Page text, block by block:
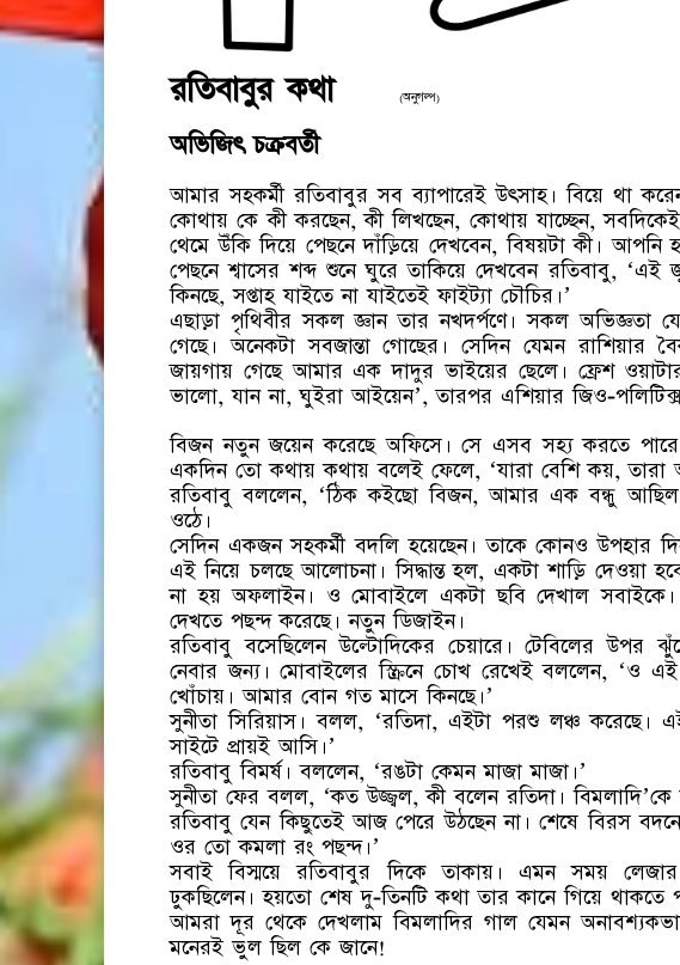
রতিবাবুর কথা (অনুগল্প)
অভিজিৎ চক্রবর্তী
আমার সহকর্মী রতিবাবুর সব ব্যাপারেই উৎসাহ। বিয়ে থা
কোথায় কে কী করছেন, কী লিখছেন, কোথায় যাচ্ছেন,
থেমে উঁকি দিয়ে পেছনে দাঁড়িয়ে দেখবেন, বিষয়টা কী।
পেছনে শ্বাসের শব্দ শুনে ঘুরে তাকিয়ে দেখবেন রতিবাবু,
কিনছে, সপ্তাহ যাইতে না যাইতেই ফাইট্যা চৌচির।’
এছাড়া পৃথিবীর সকল জ্ঞান তার নখদর্পণে। সকল অভিজ্ঞতা
গেছে। অনেকটা সবজান্তা গোছের। সেদিন যেমন
জায়গায় গেছে আমার এক দাদুর ভাইয়ের ছেলে। ফ্রেশ
ভালো, যান না, ঘুইরা আইয়েন’, তারপর এশিয়ার জিও-
বিজন নতুন জয়েন করেছে অফিসে। সে এসব সহ্য করতে পারে
একদিন তো কথায় কথায় বলেই ফেলে, ‘যারা বেশি কয়,
রতিবাবু বললেন, ‘ঠিক কইছো বিজন, আমার এক বন্ধু
ওঠে।
সেদিন একজন সহকর্মী বদলি হয়েছেন। তাকে কোনও উপহার
এই নিয়ে চলছে আলোচনা। সিদ্ধান্ত হল, একটা শাড়ি দেওয়া
না হয় অফলাইন। ও মোবাইলে একটা ছবি দেখাল সবাইকে।
দেখতে পছন্দ করেছে। নতুন ডিজাইন।
রতিবাবু বসেছিলেন উল্টোদিকের চেয়ারে। টেবিলের উপর
নেবার জন্য। মোবাইলের স্ক্রিনে চোখ রেখেই বললেন, ‘ও
খোঁচায়। আমার বোন গত মাসে কিনছে।’
সুনীতা সিরিয়াস। বলল, ‘রতিদা, এইটা পরশু লঞ্চ করেছে।
সাইটে প্রায়ই আসি।’
রতিবাবু বিমর্ষ। বললেন, ‘রঙটা কেমন মাজা মাজা।’
সুনীতা ফের বলল, ‘কত উজ্জ্বল, কী বলেন রতিদা। বিমলাদি’কে
রতিবাবু যেন কিছুতেই আজ পেরে উঠছেন না। শেষে বিরস
ওর তো কমলা রং পছন্দ।’
সবাই বিস্ময়ে রতিবাবুর দিকে তাকায়। এমন সময়
ঢুকছিলেন। হয়তো শেষ দু-তিনটি কথা তার কানে গিয়ে থাকতে
আমরা দূর থেকে দেখলাম বিমলাদির গাল যেমন
মনেরই ভুল ছিল কে জানে!